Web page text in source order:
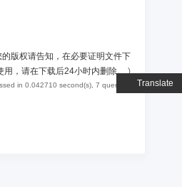
Translate
版权请告知，在必要证明文件下
用，请在下载后24小时内删除。)
in 0.042710 second(s), 7 queries .